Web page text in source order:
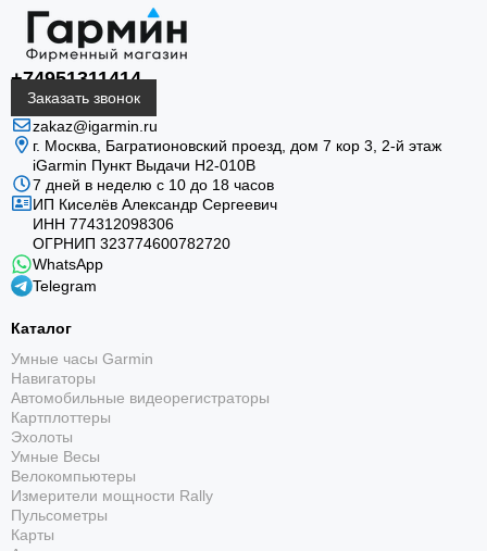
+74951311414
Заказать звонок
zakaz@igarmin.ru
г. Москва, Багратионовский проезд, дом 7 кор 3, 2-й этаж
iGarmin Пункт Выдачи Н2-010В
7 дней в неделю с 10 до 18 часов
ИП Киселёв Александр Сергеевич
ИНН 774312098306
ОГРНИП 323774600782720
WhatsApp
Telegram
Каталог
Умные часы Garmin
Навигаторы
Автомобильные видеорегистраторы
Картплоттеры
Эхолоты
Умные Весы
Велокомпьютеры
Измерители мощности Rally
Пульсометры
Карты